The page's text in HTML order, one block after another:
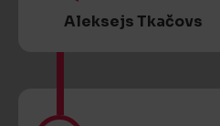
Aleksejs Tkačovs